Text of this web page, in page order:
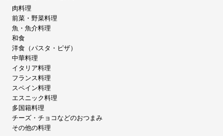
肉料理
前菜・野菜料理
魚・魚介料理
和食
洋食（パスタ・ピザ）
中華料理
イタリア料理
フランス料理
スペイン料理
エスニック料理
多国籍料理
チーズ・チョコなどのおつまみ
その他の料理